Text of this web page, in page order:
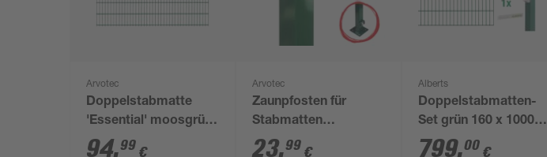
Arvotec
Doppelstabmatte
'Essential' moosgrün
200 x 163 cm, UV- und
94,99 €
Arvotec
Zaunpfosten für
Stabmatten
'Essential' grün 4 x 4 x
23,99 €
Alberts
Doppelstabmatten-
Set grün 160 x 1000
cm
799,00 €